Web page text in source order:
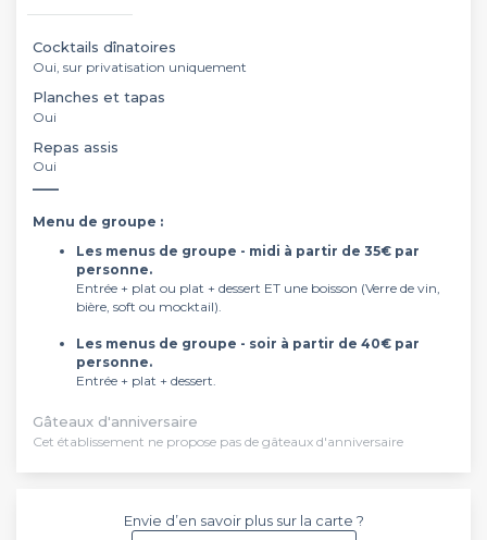
Cocktails dînatoires
Oui, sur privatisation uniquement
Planches et tapas
Oui
Repas assis
Oui
Menu de groupe :
Les menus de groupe - midi à partir de 35€ par
personne.
Entrée + plat ou plat + dessert ET une boisson (Verre de vin,
bière, soft ou mocktail).
Les menus de groupe - soir à partir de 40€ par
personne.
Entrée + plat + dessert.
Gâteaux d'anniversaire
Cet établissement ne propose pas de gâteaux d'anniversaire
Envie d’en savoir plus sur la carte ?